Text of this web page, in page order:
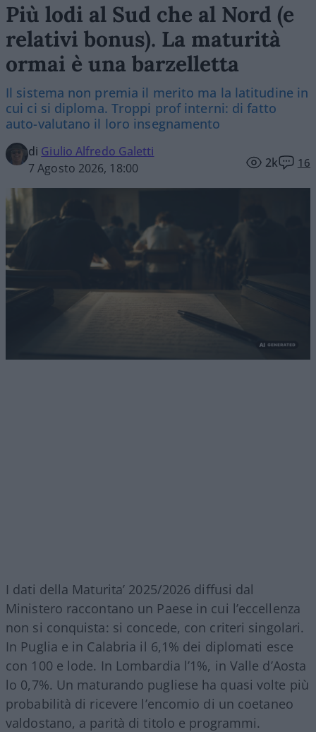
Più lodi al Sud che al Nord (e
relativi bonus). La maturità
ormai è una barzelletta
Il sistema non premia il merito ma la latitudine in
cui ci si diploma. Troppi prof interni: di fatto
auto-valutano il loro insegnamento
di Giulio Alfredo Galetti
7 Agosto 2026, 18:00
2k 16
I dati della Maturita’ 2025/2026 diffusi dal
Ministero raccontano un Paese in cui l’eccellenza
non si conquista: si concede, con criteri singolari.
In Puglia e in Calabria il 6,1% dei diplomati esce
con 100 e lode. In Lombardia l’1%, in Valle d’Aosta
lo 0,7%. Un maturando pugliese ha quasi volte più
probabilità di ricevere l’encomio di un coetaneo
valdostano, a parità di titolo e programmi.